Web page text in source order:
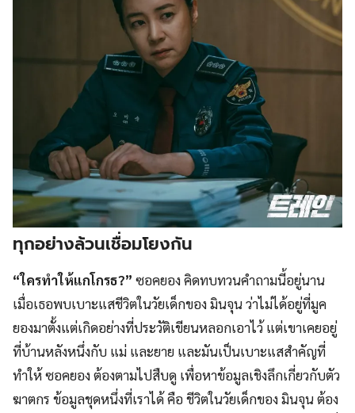
ทุกอย่างล้วนเชื่อมโยงกัน
“ใครทำให้แกโกรธ?” ซอคยอง คิดทบทวนคำถามนี้อยู่นาน
เมื่อเธอพบเบาะแสชีวิตในวัยเด็กของ มินจุน ว่าไม่ได้อยู่ที่มูค
ยองมาตั้งแต่เกิดอย่างที่ประวัติเขียนหลอกเอาไว้ แต่เขาเคยอยู่
ที่บ้านหลังหนึ่งกับ แม่ และยาย และมันเป็นเบาะแสสำคัญที่
ทำให้ ซอคยอง ต้องตามไปสืบดู เพื่อหาข้อมูลเชิงลึกเกี่ยวกับตัว
ฆาตกร ข้อมูลชุดหนึ่งที่เราได้ คือ ชีวิตในวัยเด็กของ มินจุน ต้อง